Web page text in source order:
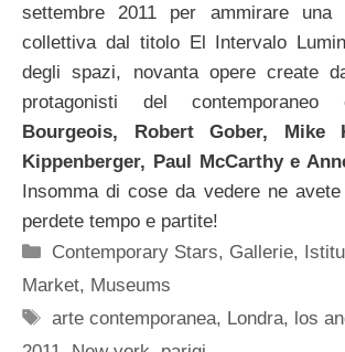
settembre 2011 per ammirare una
collettiva dal titolo El Intervalo
degli spazi, novanta opere create
protagonisti del
Bourgeois, Robert Gober, Mike
Kippenberger, Paul McCarthy e
Insomma di cose da vedere ne
perdete tempo e partite!
Categorie
Contemporary Stars, Gallerie,
Market, Museums
Tag
arte contemporanea, Londra, los